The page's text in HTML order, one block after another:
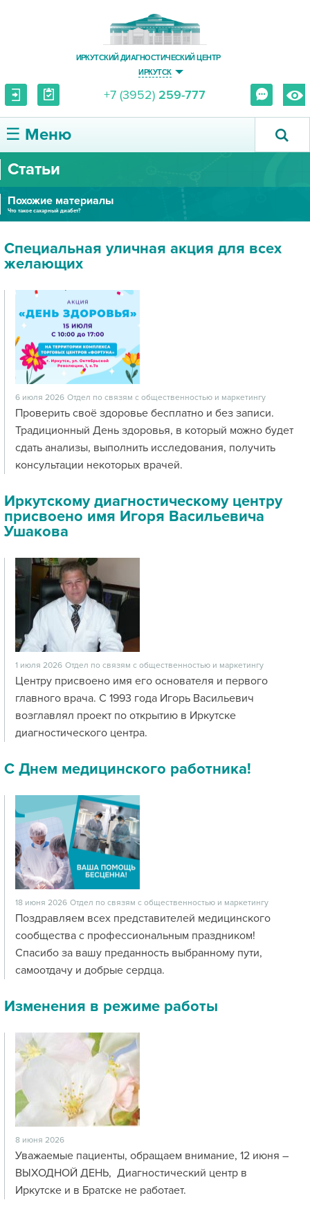
ИРКУТСКИЙ ДИАГНОСТИЧЕСКИЙ ЦЕНТР
ИРКУТСК
+7 (3952) 259-777
☰ Меню
О ЦЕНТРЕ
УСЛУГИ И ЦЕНЫ
ПРАВОВАЯ ИНФОРМАЦИЯ
Статьи
Похожие материалы
Что такое сахарный диабет?
Специальная уличная акция для всех
желающих
6 июля 2026 Отдел по связям с общественностью и маркетингу
Проверить своё здоровье бесплатно и без записи.
Традиционный День здоровья, в который можно будет
сдать анализы, выполнить исследования, получить
консультации некоторых врачей.
Иркутскому диагностическому центру
присвоено имя Игоря Васильевича
Ушакова
1 июля 2026 Отдел по связям с общественностью и маркетингу
Центру присвоено имя его основателя и первого
главного врача. С 1993 года Игорь Васильевич
возглавлял проект по открытию в Иркутске
диагностического центра.
С Днем медицинского работника!
18 июня 2026 Отдел по связям с общественностью и маркетингу
Поздравляем всех представителей медицинского
сообщества с профессиональным праздником!
Спасибо за вашу преданность выбранному пути,
самоотдачу и добрые сердца.
Изменения в режиме работы
8 июня 2026
Уважаемые пациенты, обращаем внимание, 12 июня –
ВЫХОДНОЙ ДЕНЬ, Диагностический центр в
Иркутске и в Братске не работает.